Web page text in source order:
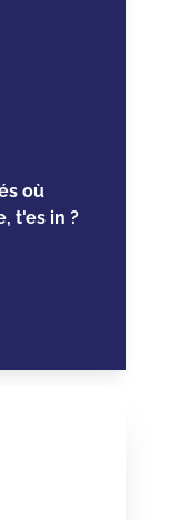
où
t'es in ?